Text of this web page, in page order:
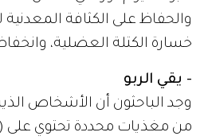
والحفاظ على الكثافة
خسارة الكتلة العضلية،
- يقي الربو
وجد الباحثون أن الأشخاص
من مغذيات محددة تحتوي على